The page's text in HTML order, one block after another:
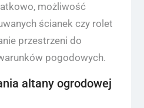
możliwość
ścianek czy rolet
przestrzeni do
pogodowych.
altany ogrodowej